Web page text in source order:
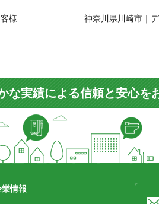
様 神奈川県川崎市｜
な実績による信頼と安心を
業情報